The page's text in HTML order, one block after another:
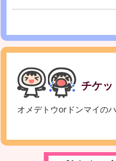
チケ
オメデトウorドンマイの